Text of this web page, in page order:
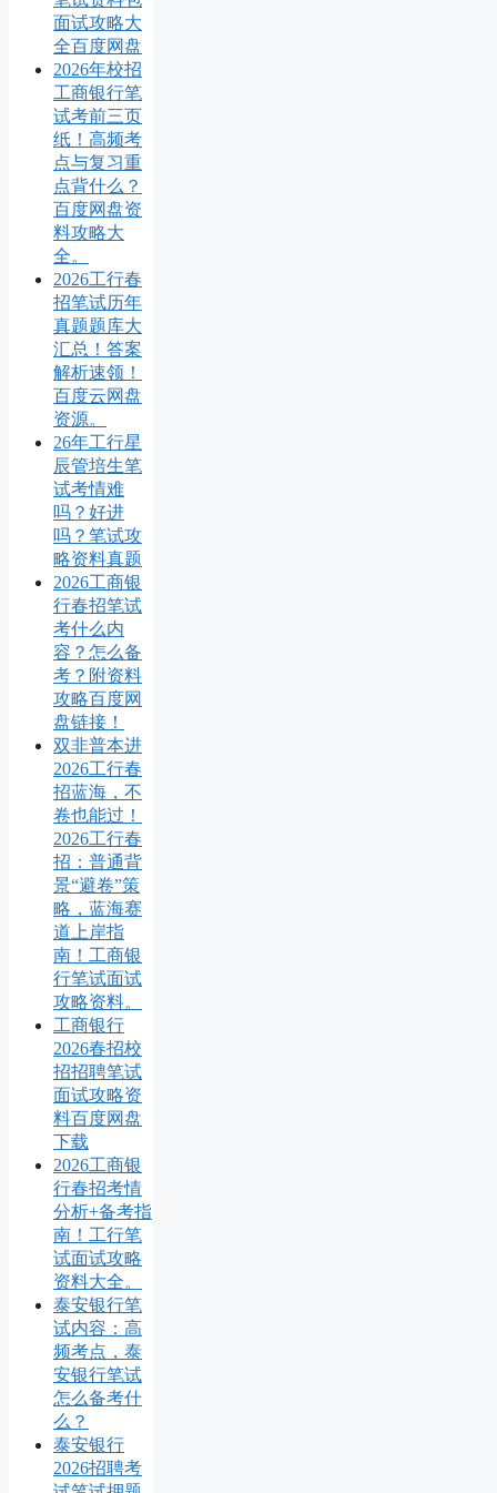
面试攻略大
全百度网盘
2026年校招
工商银行笔
试考前三页
纸！高频考
点与复习重
点背什么？
百度网盘资
料攻略大
全。
2026工行春
招笔试历年
真题题库大
汇总！答案
解析速领！
百度云网盘
资源。
26年工行星
辰管培生笔
试考情难
吗？好进
吗？笔试攻
略资料真题
2026工商银
行春招笔试
考什么内
容？怎么备
考？附资料
攻略百度网
盘链接！
双非普本进
2026工行春
招蓝海，不
卷也能过！
2026工行春
招：普通背
景“避卷”策
略，蓝海赛
道上岸指
南！工商银
行笔试面试
攻略资料。
工商银行
2026春招校
招招聘笔试
面试攻略资
料百度网盘
下载
2026工商银
行春招考情
分析+备考指
南！工行笔
试面试攻略
资料大全。
泰安银行笔
试内容：高
频考点，泰
安银行笔试
怎么备考什
么？
泰安银行
2026招聘考